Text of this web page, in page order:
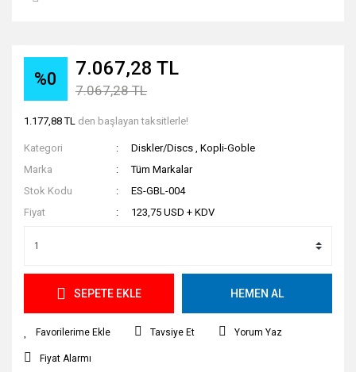
%0 7.067,28 TL
7.067,28 TL
1.177,88 TL den başlayan taksitlerle!
Kategori Diskler/Discs ,Kopli-Goble
Marka
Tüm Markalar
Stok Kodu
ES-GBL-004
Fiyat
123,75 USD + KDV
SEPETE EKLE HEMEN AL
Tavsiye Et Yorum Yaz
Fiyat Alarmı